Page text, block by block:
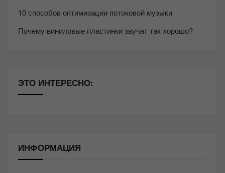
10 способов оптимизации потоковой музыки
Почему виниловые пластинки звучат так хорошо?
ЭТО ИНТЕРЕСНО:
ИНФОРМАЦИЯ